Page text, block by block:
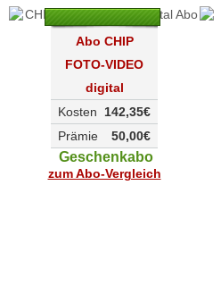
Abo CHIP
FOTO-VIDEO
digital
142,35€
Kosten
50,00€
Prämie
Geschenkabo
zum Abo-Vergleich